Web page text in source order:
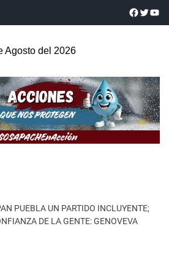
Agosto del 2026
PUEBLA UN PARTIDO INCLUYENTE;
DE LA GENTE: GENOVEVA